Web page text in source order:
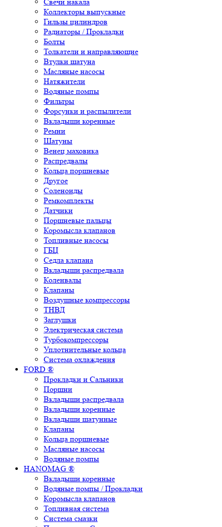
Коллекторы выпускные
Гильзы цилиндров
Радиаторы / Прокладки
Болты
Толкатели и направляющие
Втулки шатуна
Масляные насосы
Натяжители
Водяные помпы
Фильтры
Форсунки и распылители
Вкладыши коренные
Ремни
Шатуны
Венец маховика
Распредвалы
Кольца поршневые
Другое
Соленоиды
Ремкомплекты
Датчики
Поршневые пальцы
Коромысла клапанов
Топливные насосы
ГБЦ
Седла клапана
Вкладыши распредвала
Коленвалы
Клапаны
Воздушные компрессоры
ТНВД
Заглушки
Электрическая система
Турбокомпрессоры
Уплотнительные кольца
Система охлаждения
FORD ®
Прокладки и Сальники
Поршни
Вкладыши распредвала
Вкладыши коренные
Вкладыши шатунные
Клапаны
Кольца поршневые
Масляные насосы
Водяные помпы
HANOMAG ®
Вкладыши коренные
Водяные помпы / Прокладки
Коромысла клапанов
Топливная система
Система смазки